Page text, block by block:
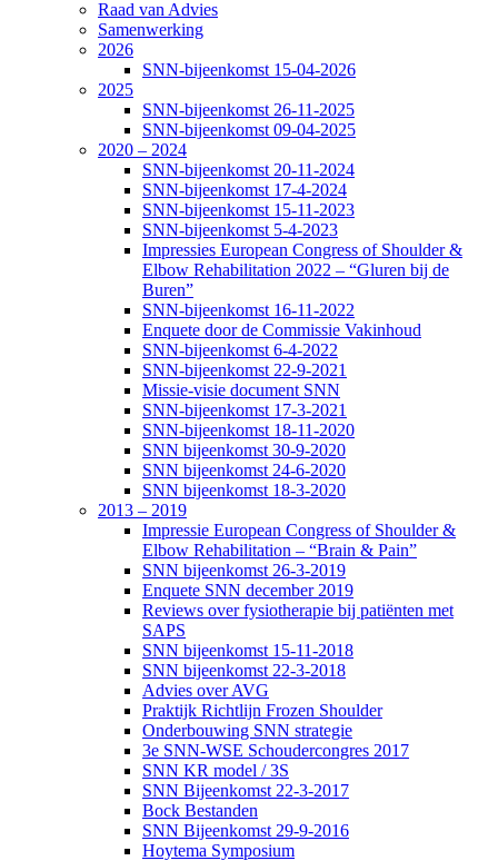
Raad van Advies
Samenwerking
2026
SNN-bijeenkomst 15-04-2026
2025
SNN-bijeenkomst 26-11-2025
SNN-bijeenkomst 09-04-2025
2020 – 2024
SNN-bijeenkomst 20-11-2024
SNN-bijeenkomst 17-4-2024
SNN-bijeenkomst 15-11-2023
SNN-bijeenkomst 5-4-2023
Impressies European Congress of Shoulder &
Elbow Rehabilitation 2022 – “Gluren bij de
Buren”
SNN-bijeenkomst 16-11-2022
Enquete door de Commissie Vakinhoud
SNN-bijeenkomst 6-4-2022
SNN-bijeenkomst 22-9-2021
Missie-visie document SNN
SNN-bijeenkomst 17-3-2021
SNN-bijeenkomst 18-11-2020
SNN bijeenkomst 30-9-2020
SNN bijeenkomst 24-6-2020
SNN bijeenkomst 18-3-2020
2013 – 2019
Impressie European Congress of Shoulder &
Elbow Rehabilitation – “Brain & Pain”
SNN bijeenkomst 26-3-2019
Enquete SNN december 2019
Reviews over fysiotherapie bij patiënten met
SAPS
SNN bijeenkomst 15-11-2018
SNN bijeenkomst 22-3-2018
Advies over AVG
Praktijk Richtlijn Frozen Shoulder
Onderbouwing SNN strategie
3e SNN-WSE Schoudercongres 2017
SNN KR model / 3S
SNN Bijeenkomst 22-3-2017
Bock Bestanden
SNN Bijeenkomst 29-9-2016
Hoytema Symposium